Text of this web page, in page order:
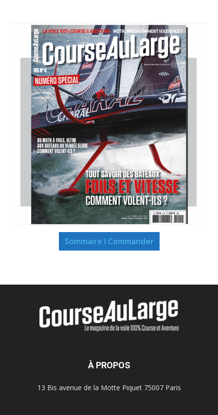
Sommaire I Commander
À PROPOS
13 Bis avenue de la Motte Piquet 75007 Paris